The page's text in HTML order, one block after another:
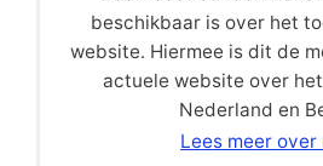
beschikbaar is over het
website. Hiermee is dit de
actuele website over
Nederland en
Lees meer over